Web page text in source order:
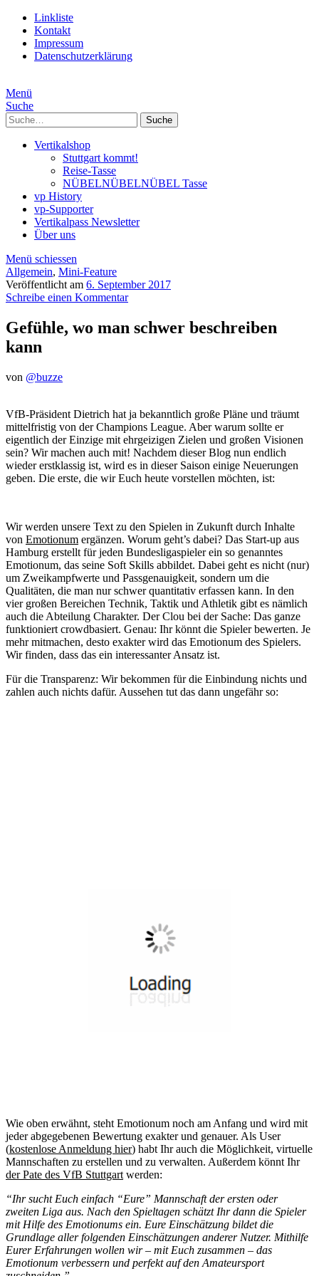
Linkliste
Kontakt
Impressum
Datenschutzerklärung
Menü
Suche
Suche
Vertikalshop
Stuttgart kommt!
Reise-Tasse
NÜBELNÜBELNÜBEL Tasse
vp History
vp-Supporter
Vertikalpass Newsletter
Über uns
Menü schiessen
Allgemein, Mini-Feature
Veröffentlicht am 6. September 2017
Schreibe einen Kommentar
Gefühle, wo man schwer beschreiben
kann
von @buzze
VfB-Präsident Dietrich hat ja bekanntlich große Pläne und träumt
mittelfristig von der Champions League. Aber warum sollte er
eigentlich der Einzige mit ehrgeizigen Zielen und großen Visionen
sein? Wir machen auch mit! Nachdem dieser Blog nun endlich
wieder erstklassig ist, wird es in dieser Saison einige Neuerungen
geben. Die erste, die wir Euch heute vorstellen möchten, ist:
Wir werden unsere Text zu den Spielen in Zukunft durch Inhalte
von Emotionum ergänzen. Worum geht’s dabei? Das Start-up aus
Hamburg erstellt für jeden Bundesligaspieler ein so genanntes
Emotionum, das seine Soft Skills abbildet. Dabei geht es nicht (nur)
um Zweikampfwerte und Passgenauigkeit, sondern um die
Qualitäten, die man nur schwer quantitativ erfassen kann. In den
vier großen Bereichen Technik, Taktik und Athletik gibt es nämlich
auch die Abteilung Charakter. Der Clou bei der Sache: Das ganze
funktioniert crowdbasiert. Genau: Ihr könnt die Spieler bewerten. Je
mehr mitmachen, desto exakter wird das Emotionum des Spielers.
Wir finden, dass das ein interessanter Ansatz ist.
Für die Transparenz: Wir bekommen für die Einbindung nichts und
zahlen auch nichts dafür. Aussehen tut das dann ungefähr so:
Wie oben erwähnt, steht Emotionum noch am Anfang und wird mit
jeder abgegebenen Bewertung exakter und genauer. Als User
(kostenlose Anmeldung hier) habt Ihr auch die Möglichkeit, virtuelle
Mannschaften zu erstellen und zu verwalten. Außerdem könnt Ihr
der Pate des VfB Stuttgart werden:
“Ihr sucht Euch einfach “Eure” Mannschaft der ersten oder
zweiten Liga aus. Nach den Spieltagen schätzt Ihr dann die Spieler
mit Hilfe des Emotionums ein. Eure Einschätzung bildet die
Grundlage aller folgenden Einschätzungen anderer Nutzer. Mithilfe
Eurer Erfahrungen wollen wir – mit Euch zusammen – das
Emotionum verbessern und perfekt auf den Amateursport